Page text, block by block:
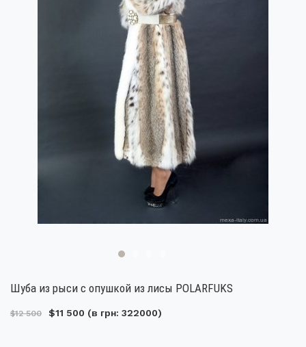
Шуба из рыси с опушкой из лисы POLARFUKS
$12 500 $11 500 (в грн: 322000)